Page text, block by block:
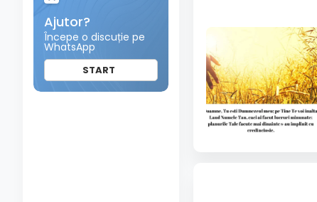
Ajutor?
Începe o discuție pe
WhatsApp
START